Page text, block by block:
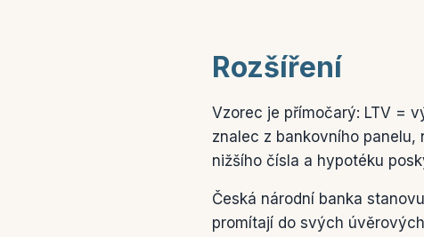
Rozšíření
Vzorec je přímočarý: LTV =
znalec z bankovního panelu,
nižšího čísla a hypotéku
Česká národní banka
promítají do svých